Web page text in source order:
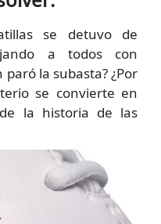
se detuvo de
a todos con
la subasta? ¿Por
se convierte en
la historia de las